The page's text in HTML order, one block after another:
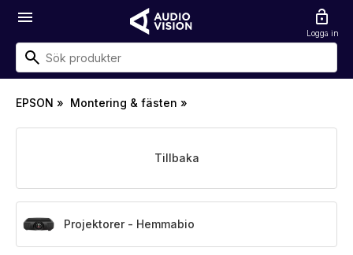
menu lock_open
Logga in
EPSON » Montering & fästen »
Tillbaka
Projektorer - Hemmabio